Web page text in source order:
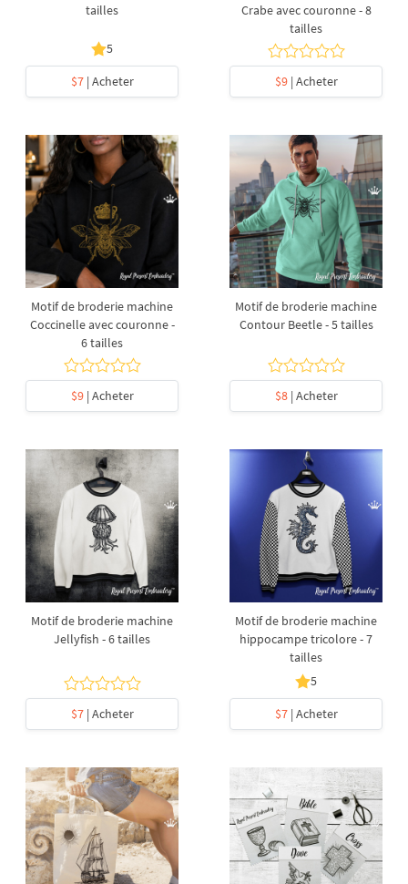
tailles
5
$7| Acheter
Crabe avec couronne - 8
tailles
$9| Acheter
Motif de broderie machine
Coccinelle avec couronne -
6 tailles
$9| Acheter
Motif de broderie machine
Contour Beetle - 5 tailles
$8| Acheter
Motif de broderie machine
Jellyfish - 6 tailles
$7| Acheter
Motif de broderie machine
hippocampe tricolore - 7
tailles
5
$7| Acheter